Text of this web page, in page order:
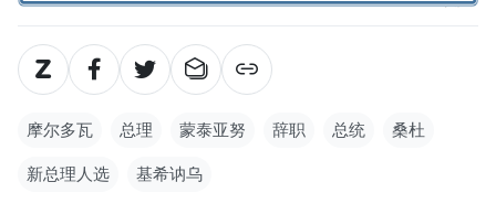
摩尔多瓦 总理 蒙泰亚努 辞职 总统 桑杜
新总理人选 基希讷乌